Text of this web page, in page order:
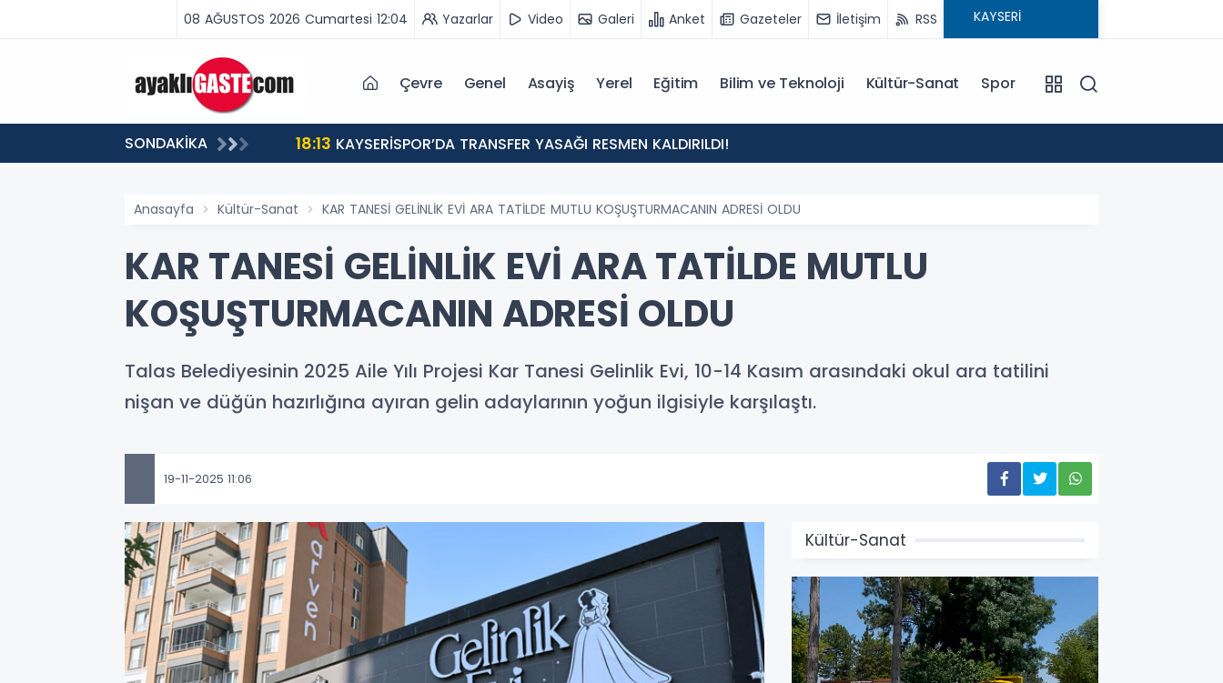
08 AĞUSTOS 2026 Cumartesi 12:04 Yazarlar Video Galeri Anket Gazeteler İletişim RSS
Çevre Genel Asayiş Yerel Eğitim Bilim ve Teknoloji Kültür-Sanat Spor
SONDAKİKA
VAR, MÜCADELE VAR!” 18:13 KAYSERİSPOR’DA TRANSFER YASAĞI RESMEN KALDIRILDI!
Anasayfa Kültür-Sanat KAR TANESİ GELİNLİK EVİ ARA TATİLDE MUTLU KOŞUŞTURMACANIN ADRESİ OLDU
KAR TANESİ GELİNLİK EVİ ARA TATİLDE MUTLU
KOŞUŞTURMACANIN ADRESİ OLDU
Talas Belediyesinin 2025 Aile Yılı Projesi Kar Tanesi Gelinlik Evi, 10-14 Kasım arasındaki okul ara tatilini
nişan ve düğün hazırlığına ayıran gelin adaylarının yoğun ilgisiyle karşılaştı.
19-11-2025 11:06
Kültür-Sanat